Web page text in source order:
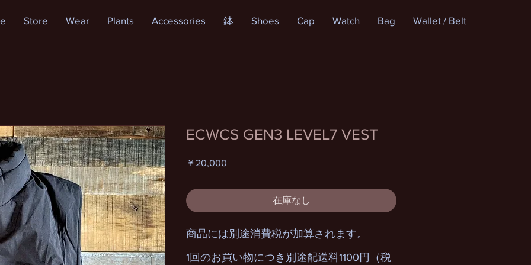
Store Wear Plants Accessories 鉢 Shoes Cap Watch Bag Wallet / Belt
ECWCS GEN3 LEVEL7 VEST
￥20,000
在庫なし
商品には別途消費税が加算されます。
1回のお買い物につき別途配送料1100円（税